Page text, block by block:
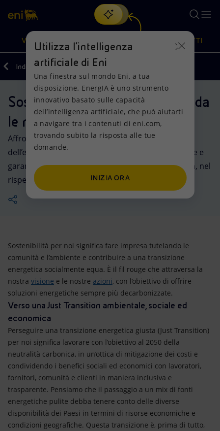
Cerca
Oppure scopri EnergIA, la nostra nuova soluzione di intelligenza
artificiale.
VISIONE
Visione
Mission e valori
Persone e Partnership
Net Zero
Modello satellitare
Innovazione
Scenari energetici
Azioni
Diversificazione energetica
Tecnologie per la transizione
Collaborazioni per l'innovazione
Attività nel mondo
PRODOTTI
Prodotti
Casa
Imprese
Mobilità
Indietro Sostenibilità
Sostenibilità, l’impegno che guida
le nostre azioni
Affrontiamo le sfide e le opportunità del mondo
dell’energia per sostenere un futuro più sostenibile e
garantire allo stesso tempo la sicurezza energetica, nel
rispetto dell’equità economica e sociale.
Sostenibilità per noi significa fare impresa tutelando le
comunità e l’ambiente e contribuire a una transizione
energetica socialmente equa. È il fil rouge che attraversa la
nostra visione e le nostre azioni, con l’obiettivo di offrire
soluzioni energetiche sempre più decarbonizzate.
Verso una Just Transition ambientale, sociale ed
economica
Perseguire una transizione energetica giusta (Just Transition)
per noi significa lavorare con l’obiettivo al 2050 della
neutralità carbonica, in un’ottica di mitigazione dei costi e
condividendo i benefici sociali ed economici con lavoratori,
fornitori, comunità e clienti in maniera inclusiva e
trasparente. Pensiamo che il passaggio a un mix di fonti
energetiche pulite debba tenere conto delle diverse
disponibilità dei Paesi in termini di risorse economiche e
condizioni geografiche. Questa transizione è, prima di tutto,
Utilizza l'intelligenza
artificiale di Eni
Una finestra sul mondo Eni, a tua
disposizione. EnergIA è uno strumento
innovativo basato sulle capacità
dell’intelligenza artificiale, che può aiutarti
a navigare tra i contenuti di eni.com,
trovando subito la risposta alle tue
domande.
INIZIA ORA